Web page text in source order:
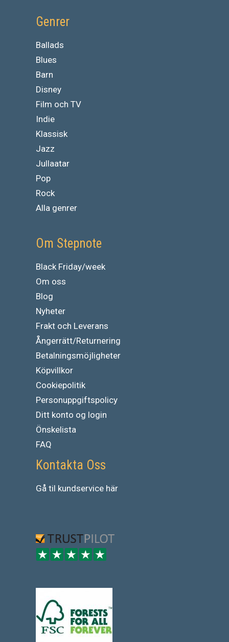
Genrer
Ballads
Blues
Barn
Disney
Film och TV
Indie
Klassisk
Jazz
Jullaatar
Pop
Rock
Alla genrer
Om Stepnote
Black Friday/week
Om oss
Blog
Nyheter
Frakt och Leverans
Ångerrätt/Returnering
Betalningsmöjligheter
Köpvillkor
Cookiepolitik
Personuppgiftspolicy
Ditt konto og login
Önskelista
FAQ
Kontakta Oss
Gå til kundservice här